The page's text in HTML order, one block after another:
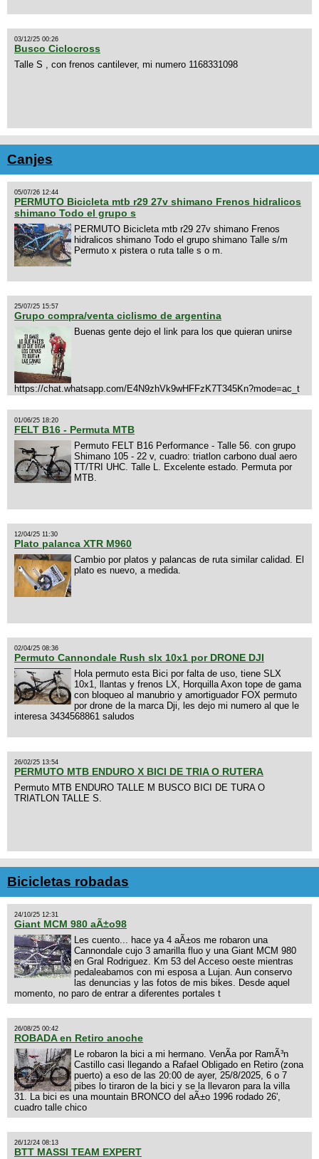
03/12/25 00:26
Busco Ciclocross
Talle S , con frenos cantilever, mi numero 1168331098
Canjes
05/07/26 12:44
PERMUTO Bicicleta mtb r29 27v shimano Frenos hidralicos
shimano Todo el grupo s
PERMUTO Bicicleta mtb r29 27v shimano Frenos
hidralicos shimano Todo el grupo shimano Talle s/m
Permuto x pistera o ruta talle s o m.
25/07/25 15:57
Grupo compra/venta ciclismo de argentina
Buenas gente dejo el link para los que quieran unirse
https://chat.whatsapp.com/E4N9zhVk9wHFFzK7T345Kn?mode=ac_t
01/06/25 18:20
FELT B16 - Permuta MTB
Permuto FELT B16 Performance - Talle 56. con grupo
Shimano 105 - 22 v, cuadro: triatlon carbono dual aero
TT/TRI UHC. Talle L. Excelente estado. Permuta por
MTB.
12/04/25 11:30
Plato palanca XTR M960
Cambio por platos y palancas de ruta similar calidad. El
plato es nuevo, a medida.
02/04/25 08:36
Permuto Cannondale Rush slx 10x1 por DRONE DJI
Hola permuto esta Bici por falta de uso, tiene SLX
10x1, llantas y frenos LX, Horquilla Axon tope de gama
con bloqueo al manubrio y amortiguador FOX permuto
por drone de la marca Dji, les dejo mi numero al que le
interesa 3434568861 saludos
26/02/25 13:54
PERMUTO MTB ENDURO X BICI DE TRIA O RUTERA
Permuto MTB ENDURO TALLE M BUSCO BICI DE TURA O
TRIATLON TALLE S.
Bicicletas robadas
24/10/25 12:31
Giant MCM 980 aÃ±o98
Les cuento... hace ya 4 aÃ±os me robaron una
Cannondale cujo 3 amarilla fluo y una Giant MCM 980
en Gral Rodriguez. Km 53 del Acceso oeste mientras
pedaleabamos con mi esposa a Lujan. Aun conservo
las denuncias y las fotos de mis bikes. Desde aquel
momento, no paro de entrar a diferentes portales t
26/08/25 00:42
ROBADA en Retiro anoche
Le robaron la bici a mi hermano. VenÃ­a por RamÃ³n
Castillo casi llegando a Rafael Obligado en Retiro (zona
puerto) a eso de las 20:00 de ayer, 25/8/2025, 6 o 7
pibes lo tiraron de la bici y se la llevaron para la villa
31. La bici es una mountain BRONCO del aÃ±o 1996 rodado 26',
cuadro talle chico
26/12/24 08:13
BTT MASSI TEAM EXPERT